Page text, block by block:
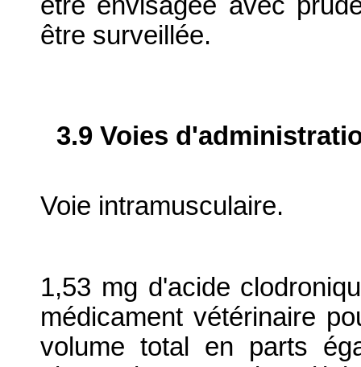
être envisagée avec
être surveillée.
3.9 Voies
Voie intramusculaire.
1,53 mg d'acide
médicament vétérinaire
volume total en parts